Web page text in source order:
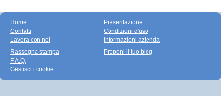
Home
Contatti
Lavora con noi
Presentazione
Condizioni d'uso
Informazioni azienda
Rassegna stampa
F.A.Q.
Gestisci i cookie
Proponi il tuo blog